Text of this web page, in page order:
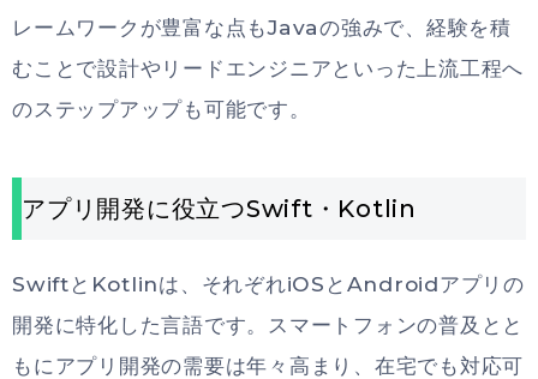
レームワークが豊富な点もJavaの強みで、経験を積
むことで設計やリードエンジニアといった上流工程へ
のステップアップも可能です。
アプリ開発に役立つSwift・Kotlin
SwiftとKotlinは、それぞれiOSとAndroidアプリの
開発に特化した言語です。スマートフォンの普及とと
もにアプリ開発の需要は年々高まり、在宅でも対応可